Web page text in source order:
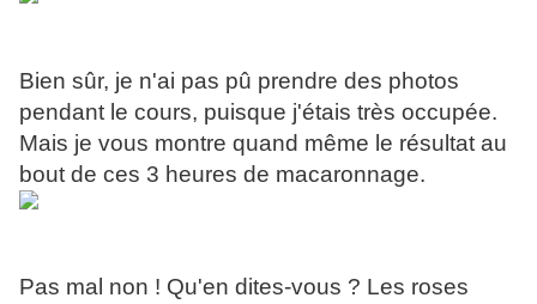
Bien sûr, je n'ai pas pû prendre des photos
pendant le cours, puisque j'étais très occupée.
Mais je vous montre quand même le résultat au
bout de ces 3 heures de macaronnage.
Pas mal non ! Qu'en dites-vous ? Les roses